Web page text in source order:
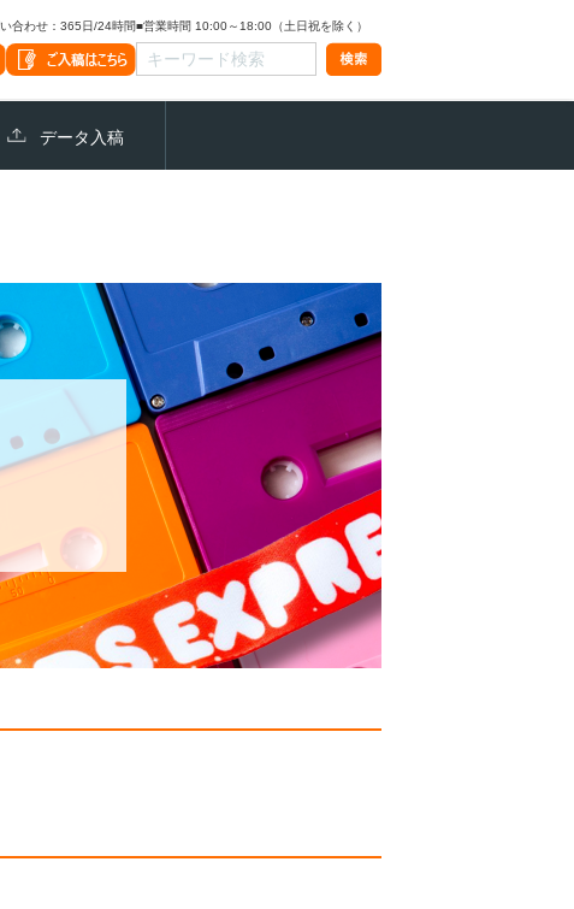
合わせ：365日/24時間■営業時間 10:00～18:00（土日祝を除く）
データ入稿